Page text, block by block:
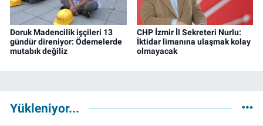
Doruk Madencilik işçileri 13
gündür direniyor: Ödemelerde
mutabık değiliz
CHP İzmir İl Sekreteri Nurlu:
İktidar limanına ulaşmak kolay
olmayacak
Yükleniyor...